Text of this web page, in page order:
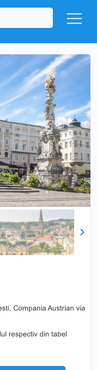
Compania Austrian via
respectiv din tabel
Next